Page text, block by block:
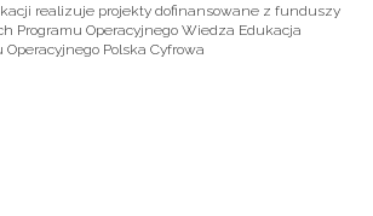
realizuje projekty dofinansowane z funduszy
Programu Operacyjnego Wiedza Edukacja
Operacyjnego Polska Cyfrowa